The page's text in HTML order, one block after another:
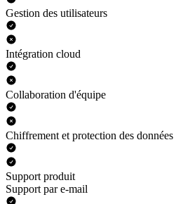
Gestion des utilisateurs
Intégration cloud
Collaboration d'équipe
Chiffrement et protection des données
Support produit
Support par e-mail